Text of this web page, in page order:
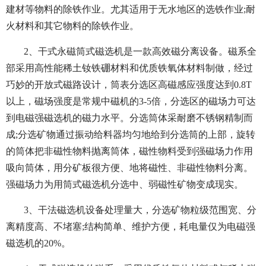
建材等物料的除铁作业。尤其适用于无水地区的选铁作业;耐
火材料和其它物料的除铁作业。
2、干式永磁筒式磁选机是一款高效磁分离设备。磁系全
部采用高性能稀土钕铁硼材料和优质铁氧体材料制做，经过
巧妙的开放式磁路设计，筒表分选区高磁感应强度达到0.8T
以上，磁场强度是常规中磁机的3-5倍，分选区的磁场力可达
到电磁强磁选机的磁力水平。分选筒体采耐磨不锈钢精制而
成;分选矿物通过振动给料器均匀地给到分选筒的上部，旋转
的筒体把非磁性物料抛离筒体，磁性物料受到强磁场力作用
吸向筒体，用分矿板很方便、地将磁性、非磁性物料分离。
强磁场力为用筒式磁选机分选中、弱磁性矿物变成现实。
3、干法磁选机设备处理量大，分选矿物粒级范围宽、分
离精度高、不堵塞;结构简单、维护方便，耗电量仅为电磁强
磁选机的20%。